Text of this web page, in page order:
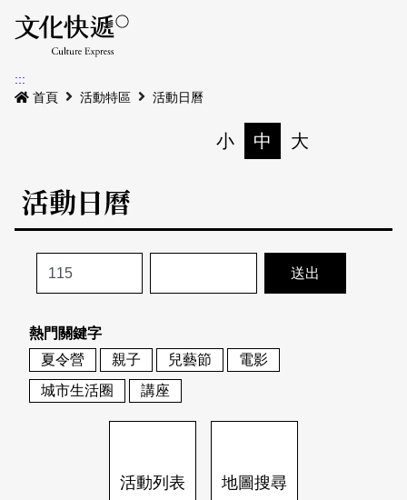
最新公告
本期專題
歷史專題
活動特區
活動列表
地圖搜尋
關於我們
關於我們
刊物索取地點
會員基本資料
刊登活動
網站導覽 English
日本語 登入/註冊
:::
首頁
活動特區 活動日曆
小 中 大
活動日曆
熱門關鍵字
夏令營
親子 兒藝節
電影
城市生活圈
講座
活動列表 地圖搜尋